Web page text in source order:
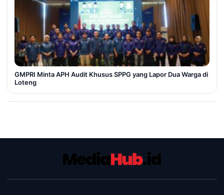
GMPRI Minta APH Audit Khusus SPPG yang Lapor Dua Warga di
Loteng